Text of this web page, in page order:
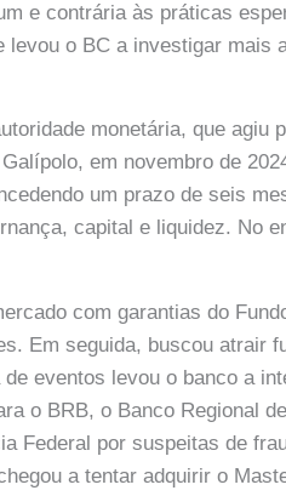
e contrária às práticas
o BC a investigar mais
monetária, que agiu
em novembro de
um prazo de seis
capital e liquidez. No
com garantias do
Em seguida, buscou atrair
eventos levou o banco a
o BRB, o Banco Regional
Federal por suspeitas de
a tentar adquirir o